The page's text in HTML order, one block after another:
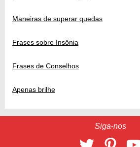
Maneiras de superar quedas
Frases sobre Insônia
Frases de Conselhos
Apenas brilhe
Siga-nos